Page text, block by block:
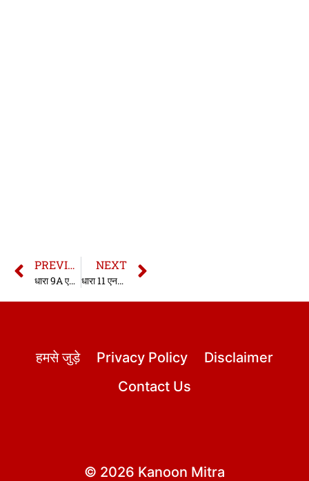
PREVIOUS
धारा 9A एनडीपीएस एक्ट | धारा 9A नारकोटिक्स एक्ट | 9A NDPS Act in Hindi
NEXT
धारा 11 एनडीपीएस एक्ट | धारा 11 नारकोटिक्स एक्ट | 11 NDPS Act in Hindi
हमसे जुड़े Privacy Policy
Disclaimer
Contact Us
© 2026 Kanoon Mitra